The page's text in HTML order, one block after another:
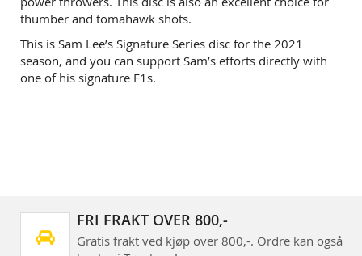
thumber and tomahawk shots.
This is Sam Lee’s Signature Series disc for the 2021
season, and you can support Sam’s efforts directly with
one of his signature F1s.
FRI FRAKT OVER 800,-
Gratis frakt ved kjøp over 800,-. Ordre kan også